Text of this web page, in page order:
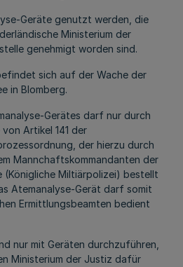
Geräte genutzt werden, die
Ministerium der
genehmigt worden sind.
sich auf der Wache der
in Blomberg.
Gerätes darf nur durch
Artikel 141 der
der hierzu durch
Mannchaftskommandanten der
(Königliche Miltiärpolizei) bestellt
Atemanalyse-Gerät darf somit
Ermittlungsbeamten bedient
nur mit Geräten durchzuführen,
Ministerium der Justiz dafür